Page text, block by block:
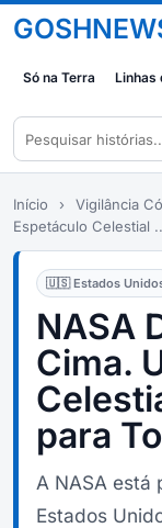
Só na Terra Linhas
Início › Vigilância
Espetáculo Celestial
🇺🇸 Estados
NASA
Cima.
para
A NASA está
Estados